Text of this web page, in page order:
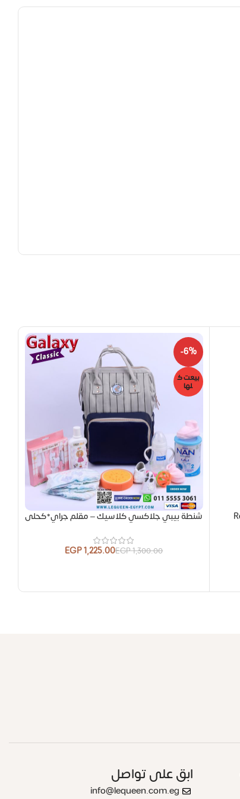
-6%
بيعت ك
لها
شنطة بيبي جلاكسي كلاسيك – مقلم جراي*كحلى
1,300.00
EGP
1,225.00
EGP
ابق على تواصل
info@lequeen.com.eg